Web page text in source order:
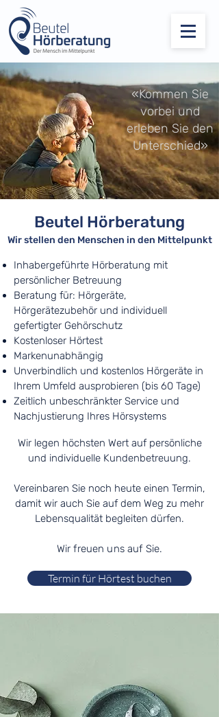
«Kommen Sie
vorbei und
erleben Sie den
Unterschied»
Beutel Hörberatung
Wir stellen den Menschen in den Mittelpunkt
Inhabergeführte Hörberatung mit
persönlicher Betreuung
Beratung für: Hörgeräte,
Hörgerätezubehör und individuell
gefertigter Gehörschutz
Kostenloser Hörtest
Markenunabhängig
Unverbindlich und kostenlos Hörgeräte in
Ihrem Umfeld ausprobieren (bis 60 Tage)
Zeitlich unbeschränkter Service und
Nachjustierung Ihres Hörsystems
Wir legen höchsten Wert auf persönliche
und individuelle Kundenbetreuung.
Vereinbaren Sie noch heute einen Termin,
damit wir auch Sie auf dem Weg zu mehr
Lebensqualität begleiten dürfen.
Wir freuen uns auf Sie.
Termin für Hörtest buchen